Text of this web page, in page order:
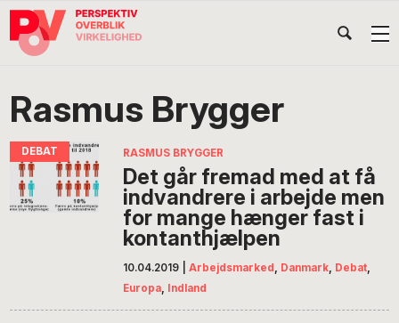
Gå
direkte
navigation
Skip
indhold
Gå
direkte
POV
International
Rasmus Brygger
RASMUS BRYGGER
Det går fremad med at få
indvandrere i arbejde men
for mange hænger fast i
kontanthjælpen
10.04.2019 Arbejdsmarked , Danmark, Debat,
Europa, Indland